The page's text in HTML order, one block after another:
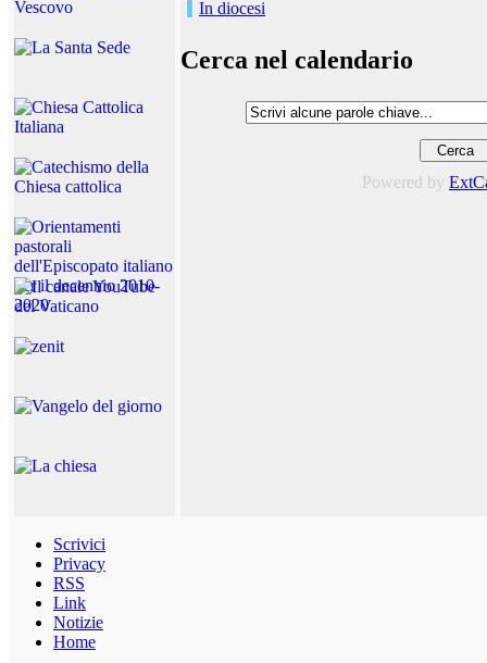
In diocesi
Cerca nel calendario
Powered by
Scrivici
Privacy
RSS
Link
Notizie
Home